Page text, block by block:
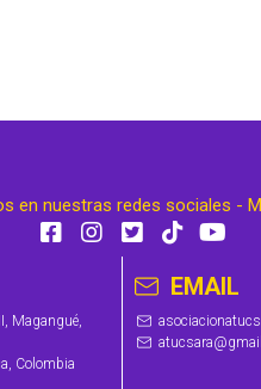
en nuestras redes sociales -
Magangué,
Colombia
EMAIL